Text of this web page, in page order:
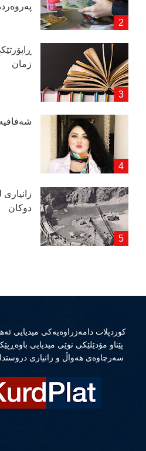
زمان
دوكان
كوردپلات دامەزراوەیەكی میدیایی
پێناو مۆدێلێكی نوێی میدیایی
سەرچاوەی هەواڵ و زانیاری